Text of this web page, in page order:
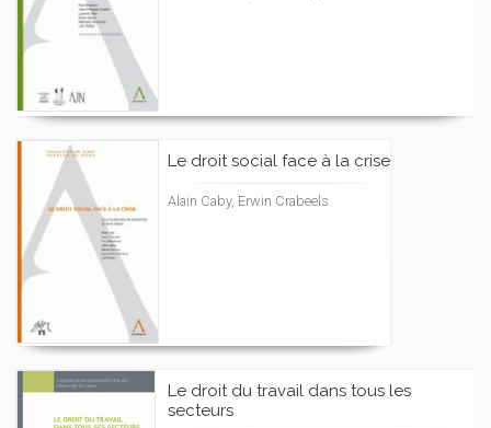
Le droit social face à la crise
Alain Caby, Erwin Crabeels
Le droit du travail dans tous les
secteurs